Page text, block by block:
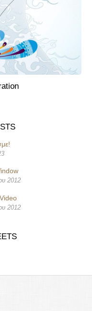
2012
2012